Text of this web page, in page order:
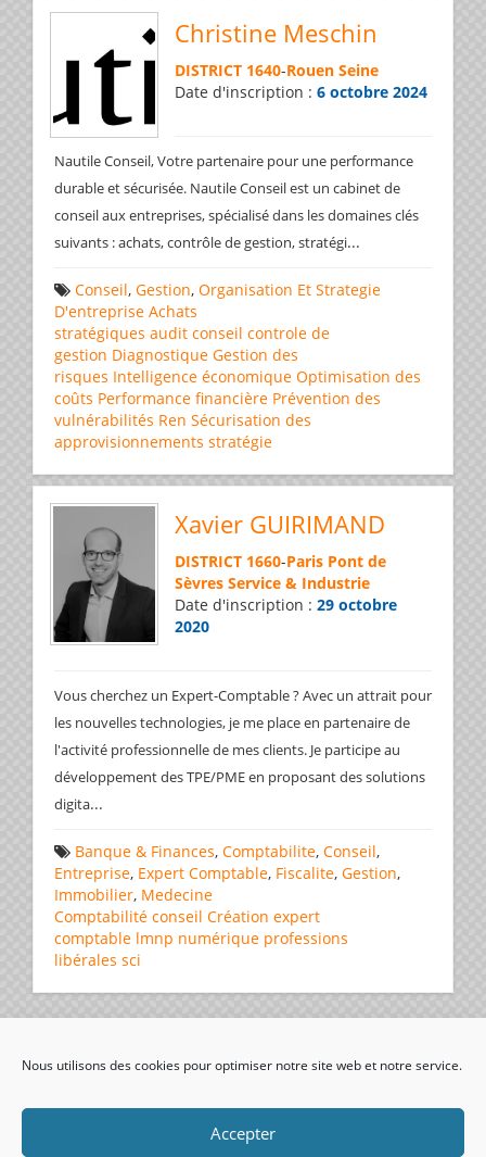
Nous utilisons des cookies pour optimiser notre site web et notre service.
Accepter
Christine Meschin
DISTRICT 1640-Rouen Seine
Date d'inscription : 6 octobre 2024
Nautile Conseil, Votre partenaire pour une performance
durable et sécurisée. Nautile Conseil est un cabinet de
conseil aux entreprises, spécialisé dans les domaines clés
suivants : achats, contrôle de gestion, stratégi...
Conseil, Gestion, Organisation Et Strategie
D'entreprise Achats
stratégiques audit conseil controle de
gestion Diagnostique Gestion des
risques Intelligence économique Optimisation des
coûts Performance financière Prévention des
vulnérabilités Ren Sécurisation des
approvisionnements stratégie
Xavier GUIRIMAND
DISTRICT 1660-Paris Pont de
Sèvres Service & Industrie
Date d'inscription : 29 octobre
2020
Vous cherchez un Expert-Comptable ? Avec un attrait pour
les nouvelles technologies, je me place en partenaire de
l'activité professionnelle de mes clients. Je participe au
développement des TPE/PME en proposant des solutions
digita...
Banque & Finances, Comptabilite, Conseil,
Entreprise, Expert Comptable, Fiscalite, Gestion,
Immobilier, Medecine
Comptabilité conseil Création expert
comptable lmnp numérique professions
libérales sci
visiteurs uniques: